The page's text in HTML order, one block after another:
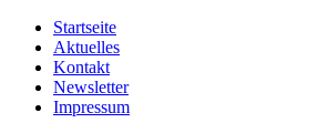
Startseite
Aktuelles
Kontakt
Newsletter
Impressum